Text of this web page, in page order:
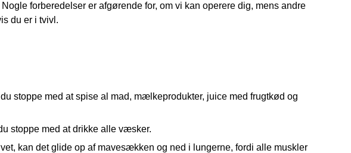
forberedelser er afgørende for, om vi kan operere dig, mens andre
du er i tvivl.
stoppe med at spise al mad, mælkeprodukter, juice med frugtkød og
stoppe med at drikke alle væsker.
kan det glide op af mavesækken og ned i lungerne, fordi alle muskler